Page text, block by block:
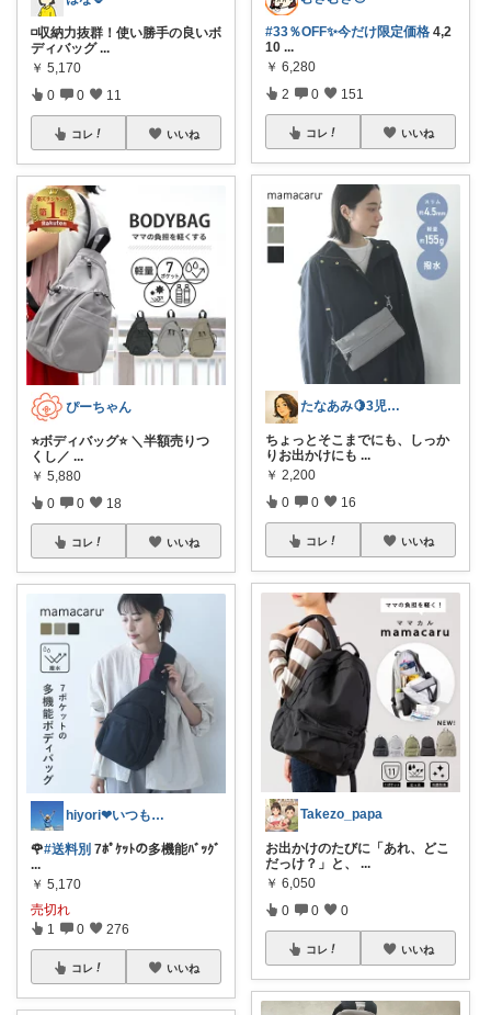
◽収納力抜群！使い勝手の良いボ
ディバッグ...
￥ 5,170
0 0 11
コレ いいね
ぴーちゃん
⭐️ボディバッグ⭐️ ＼半額売りつ
くし／ ...
￥ 5,880
0 0 18
コレ いいね
hiyori❤いつもありがとう♡感謝🌹
🌹#送料別 7ﾎﾟｹｯﾄの多機能ﾊﾞｯｸﾞ
...
￥ 5,170
売切れ
1 0 276
コレ いいね
#33％OFF✨今だけ限定価格 4,2
10 ...
￥ 6,280
2 0 151
コレ いいね
たなあみ🍋3児ママ40代心地良い暮らし
ちょっとそこまでにも、しっか
りお出かけにも ...
￥ 2,200
0 0 16
コレ いいね
Takezo_papa
お出かけのたびに「あれ、どこ
だっけ？」と、
...
￥ 6,050
0 0 0
コレ いいね